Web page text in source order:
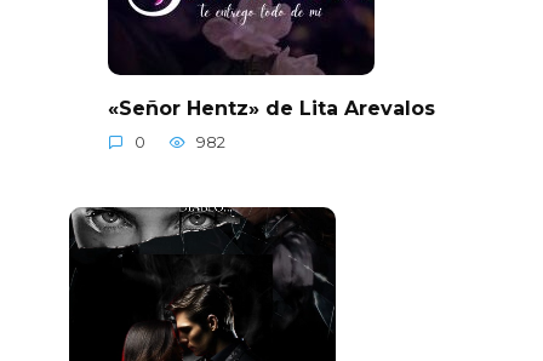
«Señor Hentz» de Lita Arevalos
0 982